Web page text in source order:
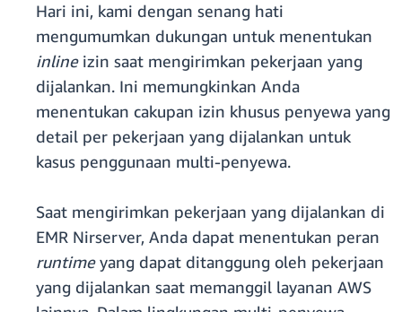
Hari ini, kami dengan senang hati
mengumumkan dukungan untuk menentukan
inlineizin saat mengirimkan pekerjaan yang
dijalankan. Ini memungkinkan Anda
menentukan cakupan izin khusus penyewa yang
detail per pekerjaan yang dijalankan untuk
kasus penggunaan multi-penyewa.
Saat mengirimkan pekerjaan yang dijalankan di
EMR Nirserver, Anda dapat menentukan peran
runtimeyang dapat ditanggung oleh pekerjaan
yang dijalankan saat memanggil layanan AWS